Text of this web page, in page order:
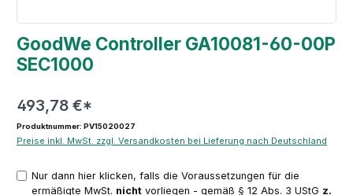
GoodWe Controller GA10081-60-00P
SEC1000
493,78 €*
Produktnummer: PV15020027
Preise inkl. MwSt. zzgl. Versandkosten bei Lieferung nach Deutschland
Nur dann hier klicken, falls die Voraussetzungen für die
ermäßigte MwSt. nicht vorliegen - gemäß § 12 Abs. 3 UStG z.